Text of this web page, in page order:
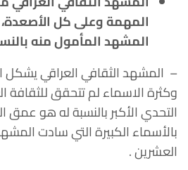
المهمة وعلى كل
المشهد المأمول منه
– المشهد الثقافي العراقي يشكل
وكثرة الاسماء لم تتحقق للثقافة
التحدي الأكبر بالنسبة له هو
بالأسماء الكبيرة التي سادت
العشرين .